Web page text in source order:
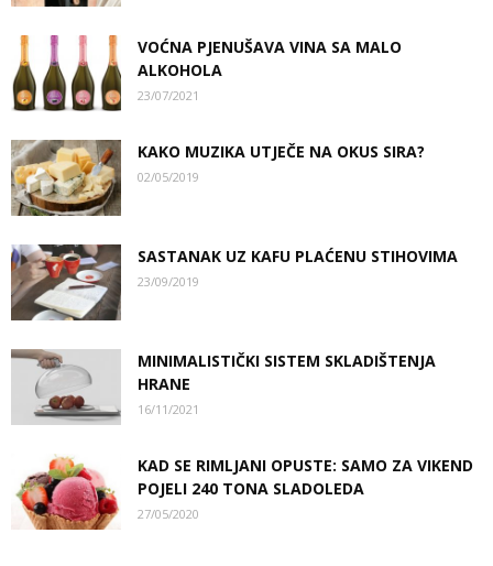
VOĆNA PJENUŠAVA VINA SA MALO
ALKOHOLA
23/07/2021
KAKO MUZIKA UTJEČE NA OKUS SIRA?
02/05/2019
SASTANAK UZ KAFU PLAĆENU STIHOVIMA
23/09/2019
MINIMALISTIČKI SISTEM SKLADIŠTENJA
HRANE
16/11/2021
KAD SE RIMLJANI OPUSTE: SAMO ZA VIKEND
POJELI 240 TONA SLADOLEDA
27/05/2020